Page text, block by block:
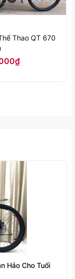
Thao QT 670
Hảo Cho Tuổi